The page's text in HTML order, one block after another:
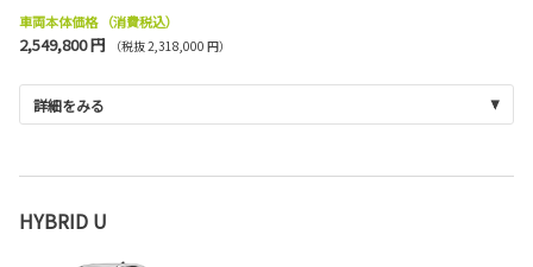
車両本体価格 （消費税込）
2,549,800 円 （税抜 2,318,000 円）
詳細をみる
HYBRID U